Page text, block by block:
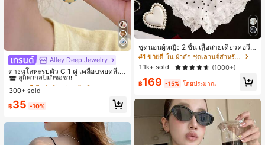
Alley Deep Jewelry
ต่างหูโลหะรูปตัว C 1 คู่ เคลือบหยดสีเห
ลือง ลายจุดสีน้ำเงิน สไตล์ยุโรปและอเม
ริกัน แฟชั่นส่วนตัว หวานและสง่างาม
ดินทาง งานแต่งงาน ปาร์ตี้ วันเกิด ของ
#1 ขายดี ใน โบโฮ ต่างหูผู้หญิง
ลูกค้ากลับมาซื้อซ้ำ!
เกือบหมดแล้ว!
#1 ขายดี ใน โบโฮ ต่างหูผู้หญิง
ลูกค้ากลับมาซื้อซ้ำ!
เกือบหมดแล้ว!
#1 ขายดี ใน โบโฮ ต่างหูผู้หญิง
ลูกค้ากลับมาซื้อซ้ำ!
เกือบหมดแล้ว!
#1 ขายดี
ใน โบโฮ ต่างหูผู้หญิง
เกือบหมดแล้ว!
300+ sold
฿35 -10%
ชุดนอนผู้หญิง 2 ชิ้น เสื้อสายเดี่ยวคอวีลู
กไม้ พร้อมกางเกงขาสั้นแต่งลูกไม้ แต่ง
โบว์ที่เอว ชุดลำลองผู้หญิงนุ่มสบายน่ารั
ก สไตล์เอสเธติก
#1 ขายดี
ใน ผ้าถัก ชุดเลานจ์สำหรับผู้หญิง
1.1k+ sold
(1000+)
฿169 -15% โดยประมาณ